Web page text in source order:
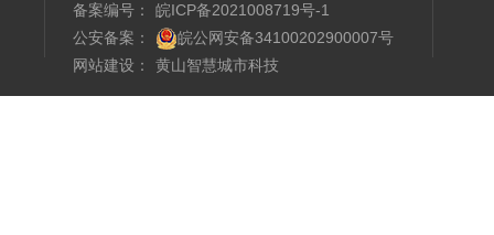
备案编号：
皖ICP备2021008719号-1
公安备案：
皖公网安备34100202900007号
网站建设 ： 黄山智慧城市科技